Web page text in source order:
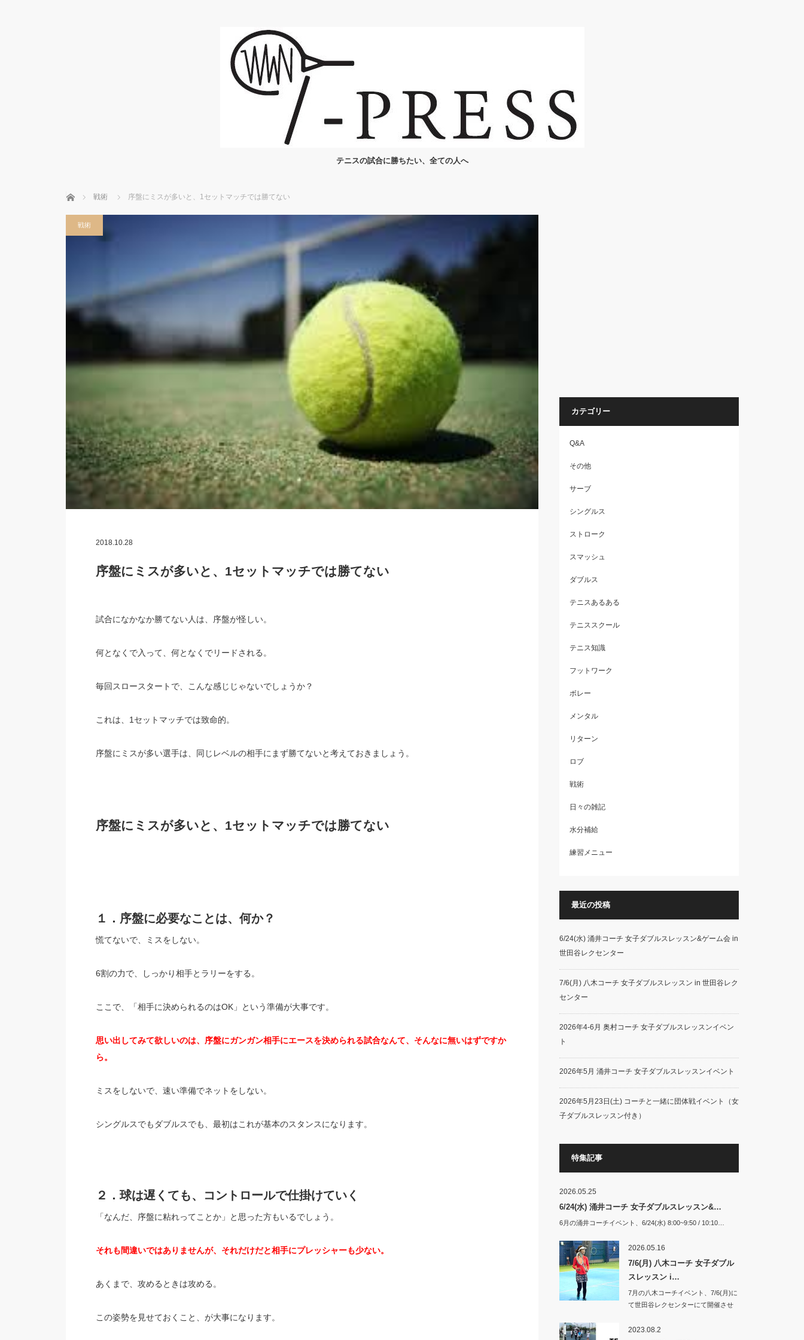
テニスの試合に勝ちたい、全ての人へ
ホーム 戦術 序盤にミスが多いと、1セットマッチでは勝てない
戦術
2018.10.28
序盤にミスが多いと、1セットマッチでは勝てない
試合になかなか勝てない人は、序盤が怪しい。
何となくで入って、何となくでリードされる。
毎回スロースタートで、こんな感じじゃないでしょうか？
これは、1セットマッチでは致命的。
序盤にミスが多い選手は、同じレベルの相手にまず勝てないと考えておきましょう。
序盤にミスが多いと、1セットマッチでは勝てない
１．序盤に必要なことは、何か？
慌てないで、ミスをしない。
6割の力で、しっかり相手とラリーをする。
ここで、「相手に決められるのはOK」という準備が大事です。
思い出してみて欲しいのは、序盤にガンガン相手にエースを決められる試合なんて、そんなに無いはずですか
ら。
ミスをしないで、速い準備でネットをしない。
シングルスでもダブルスでも、最初はこれが基本のスタンスになります。
２．球は遅くても、コントロールで仕掛けていく
「なんだ、序盤に粘れってことか」と思った方もいるでしょう。
それも間違いではありませんが、それだけだと相手にプレッシャーも少ない。
あくまで、攻めるときは攻める。
この姿勢を見せておくこと、が大事になります。
カテゴリー
Q&A
その他
サーブ
シングルス
ストローク
スマッシュ
ダブルス
テニスあるある
テニススクール
テニス知識
フットワーク
ボレー
メンタル
リターン
ロブ
戦術
日々の雑記
水分補給
練習メニュー
最近の投稿
6/24(水) 涌井コーチ 女子ダブルスレッスン&ゲーム会 in
世田谷レクセンター
7/6(月) 八木コーチ 女子ダブルスレッスン in 世田谷レク
センター
2026年4-6月 奥村コーチ 女子ダブルスレッスンイベン
ト
2026年5月 涌井コーチ 女子ダブルスレッスンイベント
2026年5月23日(土) コーチと一緒に団体戦イベント（女
子ダブルスレッスン付き）
特集記事
2026.05.25
6/24(水) 涌井コーチ 女子ダブルスレッスン&…
6月の涌井コーチイベント、6/24(水) 8:00~9:50 / 10:10…
2026.05.16
7/6(月) 八木コーチ 女子ダブル
スレッスン i…
7月の八木コーチイベント、7/6(月)に
て世田谷レクセンターにて開催させ
2023.08.2